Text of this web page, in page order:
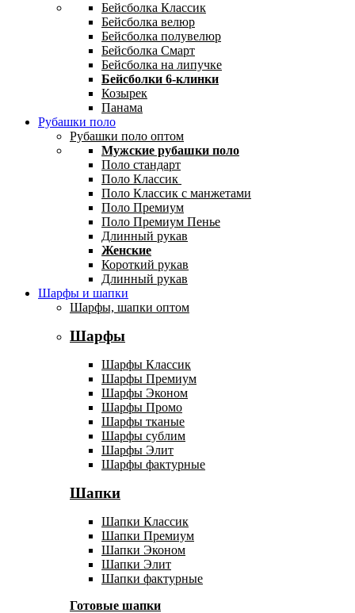
Бейсболка Классик
Бейсболка велюр
Бейсболка полувелюр
Бейсболка Смарт
Бейсболка на липучке
Бейсболки 6-клинки
Козырек
Панама
Рубашки поло
Рубашки поло оптом
Мужские рубашки поло
Поло стандарт
Поло Классик
Поло Классик с манжетами
Поло Премиум
Поло Премиум Пенье
Длинный рукав
Женские
Короткий рукав
Длинный рукав
Шарфы и шапки
Шарфы, шапки оптом
Шарфы
Шарфы Классик
Шарфы Премиум
Шарфы Эконом
Шарфы Промо
Шарфы тканые
Шарфы сублим
Шарфы Элит
Шарфы фактурные
Шапки
Шапки Классик
Шапки Премиум
Шапки Эконом
Шапки Элит
Шапки фактурные
Готовые шапки